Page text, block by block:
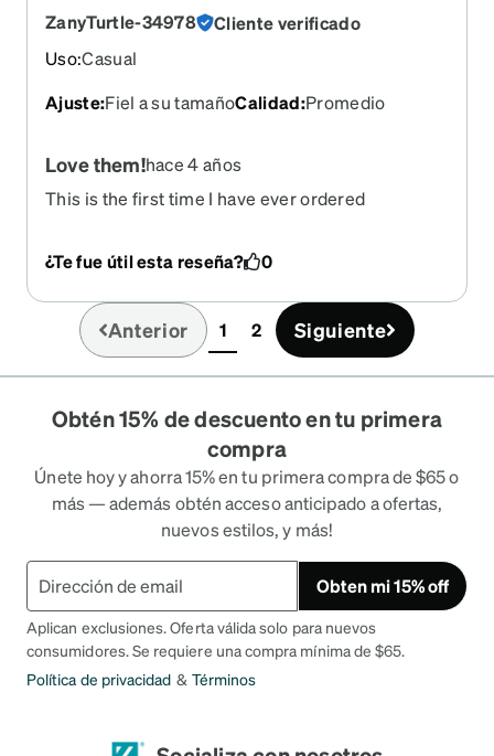
ZanyTurtle-34978
Cliente verificado
Uso:Casual
Ajuste:Fiel a su tamañoCalidad:Promedio
Love them!hace 4 años
This is the first time I have ever ordered
load my prescription. And they came in the time
¿Te fue útil esta reseña? 0
Anterior 1(current)
2 Siguiente
Obtén 15% de descuento en tu primera
compra
Únete hoy y ahorra 15% en tu primera compra de $65 o
más — además obtén acceso anticipado a ofertas,
nuevos estilos, y más!
Obten mi 15% off
Aplican exclusiones. Oferta válida solo para nuevos
consumidores. Se requiere una compra mínima de $65.
Política de privacidad & Términos